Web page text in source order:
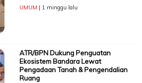
UMUM | 1 minggu lalu
ATR/BPN Dukung Penguatan
Ekosistem Bandara Lewat
Pengadaan Tanah & Pengendalian
Ruang